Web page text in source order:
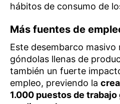
hábitos de consumo de
Más fuentes de
Este desembarco masivo
góndolas llenas de
también un fuerte
empleo, previendo la
1.000 puestos de trabajo